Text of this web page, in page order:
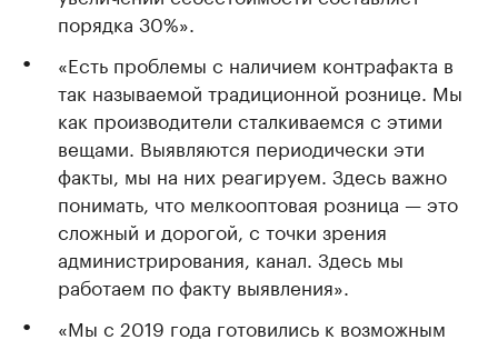
порядка 30%».
«Есть проблемы с наличием контрафакта в
так называемой традиционной рознице. Мы
как производители сталкиваемся с этими
вещами. Выявляются периодически эти
факты, мы на них реагируем. Здесь важно
понимать, что мелкооптовая розница — это
сложный и дорогой, с точки зрения
администрирования, канал. Здесь мы
работаем по факту выявления».
«Мы с 2019 года готовились к возможным